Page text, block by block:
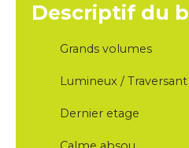
Descriptif du
Grands volumes
Lumineux / Traversant
Dernier etage